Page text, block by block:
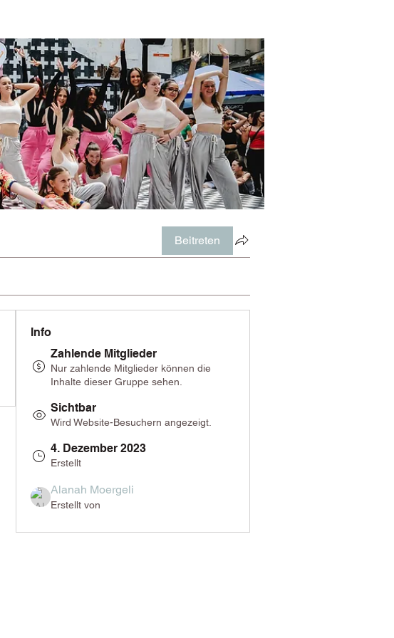
Beitreten
Info
Zahlende Mitglieder
Nur zahlende Mitglieder können die
Inhalte dieser Gruppe sehen.
Sichtbar
Wird Website-Besuchern angezeigt.
4. Dezember 2023
Erstellt
Alanah Moergeli
Erstellt von